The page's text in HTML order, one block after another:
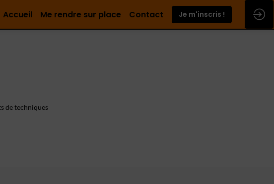
Accueil Me rendre sur place Contact Je m'inscris !
de techniques